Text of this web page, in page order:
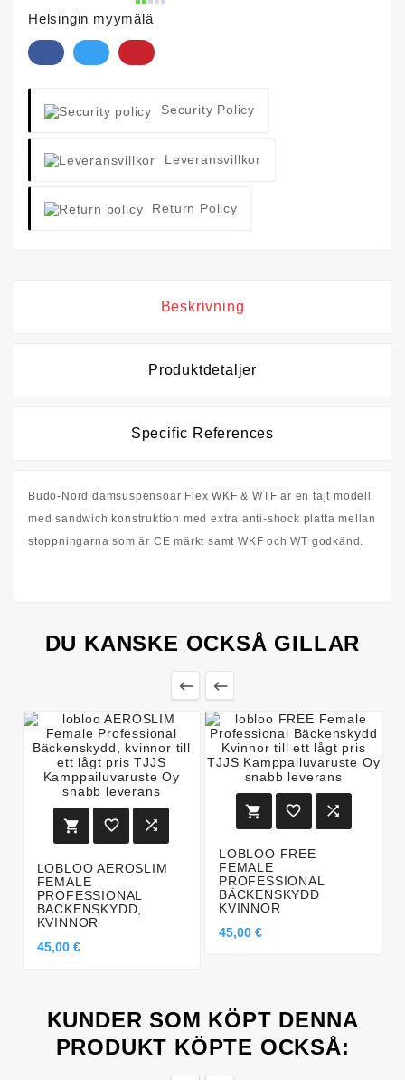
Helsingin myymälä
Security Policy
Leveransvillkor
Return Policy
Beskrivning
Produktdetaljer
Specific References
Budo-Nord damsuspensoar Flex WKF & WTF är en tajt modell
med sandwich konstruktion med extra anti-shock platta mellan
stoppningarna som är CE märkt samt WKF och WT godkänd.
DU KANSKE OCKSÅ GILLAR
 
  
LOBLOO AEROSLIM
FEMALE
PROFESSIONAL
BÄCKENSKYDD,
KVINNOR
45,00 €
  
LOBLOO FREE
FEMALE
PROFESSIONAL
BÄCKENSKYDD
KVINNOR
45,00 €
KUNDER SOM KÖPT DENNA
PRODUKT KÖPTE OCKSÅ: